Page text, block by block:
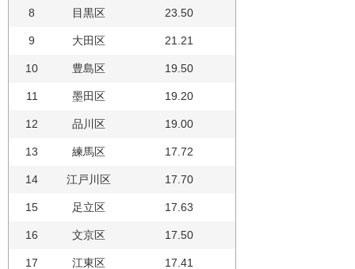
8 目黒区 23.50
9 大田区 21.21
10 豊島区 19.50
11 墨田区 19.20
12 品川区 19.00
13 練馬区 17.72
14 江戸川区 17.70
15 足立区 17.63
16 文京区 17.50
17 江東区 17.41